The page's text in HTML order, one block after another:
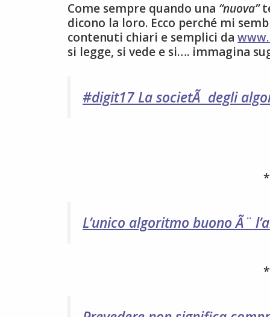
Come sempre quando una “nuova”
dicono la loro. Ecco perché mi
contenuti chiari e semplici da
si legge, si vede e si…. immagina
#digit17 La societÃ degli
L’unico algoritmo buono Ã¨